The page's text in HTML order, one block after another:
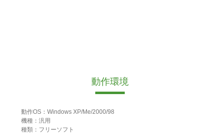
動作環境
動作OS：Windows XP/Me/2000/98
機種：汎用
種類：フリーソフト